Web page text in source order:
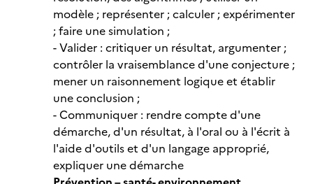
modèle ; représenter ; calculer ; expérimenter
; faire une simulation ;
- Valider : critiquer un résultat, argumenter ;
contrôler la vraisemblance d'une conjecture ;
mener un raisonnement logique et établir
une conclusion ;
- Communiquer : rendre compte d'une
démarche, d'un résultat, à l'oral ou à l'écrit à
l'aide d'outils et d'un langage approprié,
expliquer une démarche